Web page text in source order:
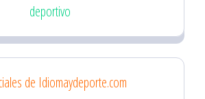
deportivo
de Idiomaydeporte.com